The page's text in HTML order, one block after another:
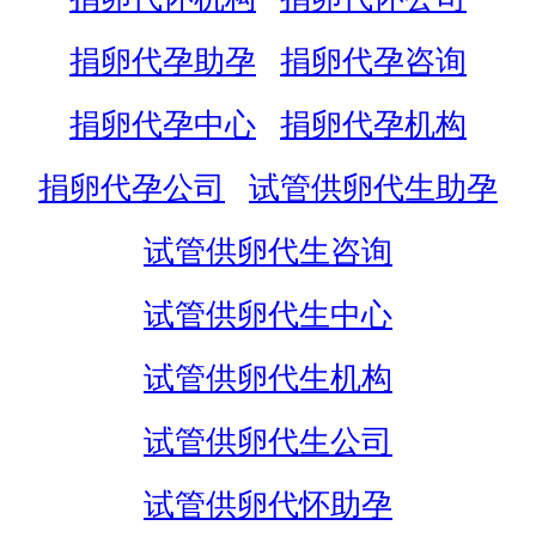
捐卵代孕助孕
捐卵代孕咨询
捐卵代孕中心
捐卵代孕机构
捐卵代孕公司
试管供卵代生助孕
试管供卵代生咨询
试管供卵代生中心
试管供卵代生机构
试管供卵代生公司
试管供卵代怀助孕